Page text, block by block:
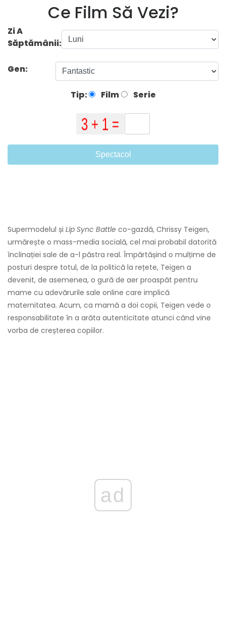
Ce Film Să Vezi?
Zi A
Săptămânii:
Gen:
Tip: Film Serie
Spectacol
Supermodelul și Lip Sync Battle co-gazdă, Chrissy Teigen,
urmărește o mass-media socială, cel mai probabil datorită
înclinației sale de a-l păstra real. Împărtășind o mulțime de
posturi despre totul, de la politică la rețete, Teigen a
devenit, de asemenea, o gură de aer proaspăt pentru
mame cu adevărurile sale online care implică
maternitatea. Acum, ca mamă a doi copii, Teigen vede o
responsabilitate în a arăta autenticitate atunci când vine
vorba de creșterea copiilor.
ad